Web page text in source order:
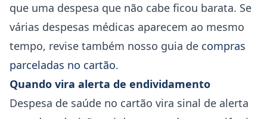
que uma despesa que não cabe ficou barata. Se
várias despesas médicas aparecem ao mesmo
tempo, revise também nosso guia de compras
parceladas no cartão.
Quando vira alerta de endividamento
Despesa de saúde no cartão vira sinal de alerta